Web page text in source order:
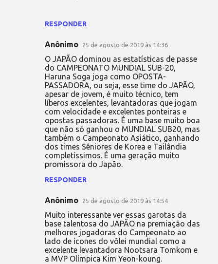
RESPONDER
Anônimo 25 de agosto de 2019 às 14:36
O JAPÃO dominou as estatísticas de passe
do CAMPEONATO MUNDIAL SUB-20,
Haruna Soga joga como OPOSTA-
PASSADORA, ou seja, esse time do JAPÃO,
apesar de jovem, é muito técnico, tem
líberos excelentes, levantadoras que jogam
com velocidade e excelentes ponteiras e
opostas passadoras. É uma base muito boa
que não só ganhou o MUNDIAL SUB20, mas
também o Campeonato Asiático, ganhando
dos times Sêniores de Korea e Tailândia
completíssimos. É uma geração muito
promissora do Japão.
RESPONDER
Anônimo 25 de agosto de 2019 às 14:54
Muito interessante ver essas garotas da
base talentosa do JAPÃO na premiação das
melhores jogadoras do Campeonato ao
lado de ícones do vôlei mundial como a
excelente levantadora Nootsara Tomkom e
a MVP Olímpica Kim Yeon-koung.